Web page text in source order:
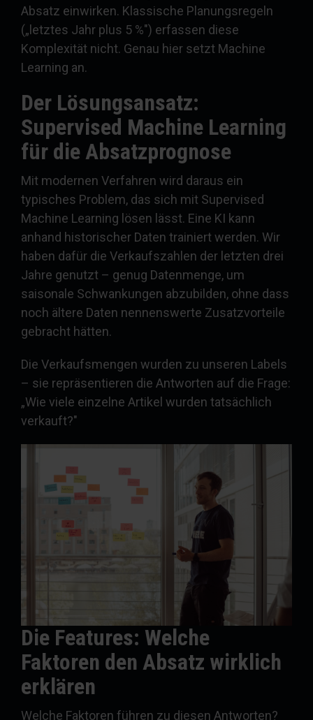
Absatz einwirken. Klassische Planungsregeln
(„letztes Jahr plus 5 %") erfassen diese
Komplexität nicht. Genau hier setzt Machine
Learning an.
Der Lösungsansatz:
Supervised Machine Learning
für die Absatzprognose
Mit modernen Verfahren wird daraus ein
typisches Problem, das sich mit Supervised
Machine Learning lösen lässt. Eine KI kann
anhand historischer Daten trainiert werden. Wir
haben dafür die Verkaufszahlen der letzten drei
Jahre genutzt – genug Datenmenge, um
saisonale Schwankungen abzubilden, ohne dass
noch ältere Daten nennenswerte Zusatzvorteile
gebracht hätten.
Die Verkaufsmengen wurden zu unseren Labels
– sie repräsentieren die Antworten auf die Frage:
„Wie viele einzelne Artikel wurden tatsächlich
verkauft?"
Die Features: Welche
Faktoren den Absatz wirklich
erklären
Welche Faktoren führen zu diesen Antworten?